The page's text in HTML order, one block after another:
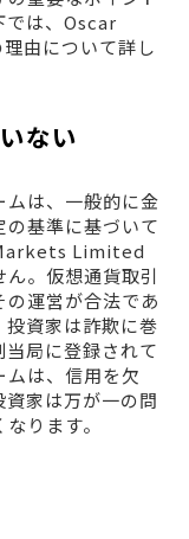
では、Oscar
由について詳し
ない
は、一般的に金
基準に基づいて
Limited
。仮想通貨取引
運営が合法であ
資家は詐欺に巻
局に登録されて
ムは、信用を欠
家は万が一の問
ります。